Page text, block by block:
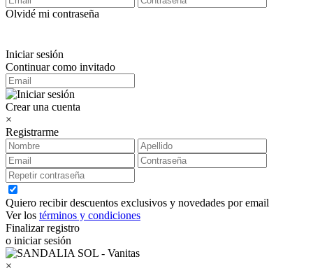
Olvidé mi contraseña
Iniciar sesión
Continuar como invitado
Crear una cuenta
×
Registrarme
Quiero recibir descuentos exclusivos y novedades por email
Ver los términos y condiciones
Finalizar registro
o iniciar sesión
×